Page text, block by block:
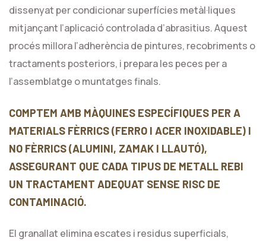
dissenyat per condicionar superfícies metàl·liques
mitjançant l’aplicació controlada d’abrasitius. Aquest
procés millora l’adherència de pintures, recobriments o
tractaments posteriors, i prepara les peces per a
l’assemblatge o muntatges finals.
COMPTEM AMB MÀQUINES ESPECÍFIQUES PER A
MATERIALS FÈRRICS (FERRO I ACER INOXIDABLE) I
NO FÈRRICS (ALUMINI, ZAMAK I LLAUTÓ),
ASSEGURANT QUE CADA TIPUS DE METALL REBI
UN TRACTAMENT ADEQUAT SENSE RISC DE
CONTAMINACIÓ.
El granallat elimina escates i residus superficials,